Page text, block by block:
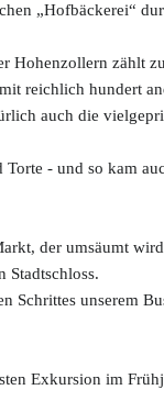
„Hofbäckerei“
Hohenzollern zählt
reichlich hundert
auch die
- und so kam
der umsäumt
Stadtschloss.
Schrittes unserem
Exkursion im